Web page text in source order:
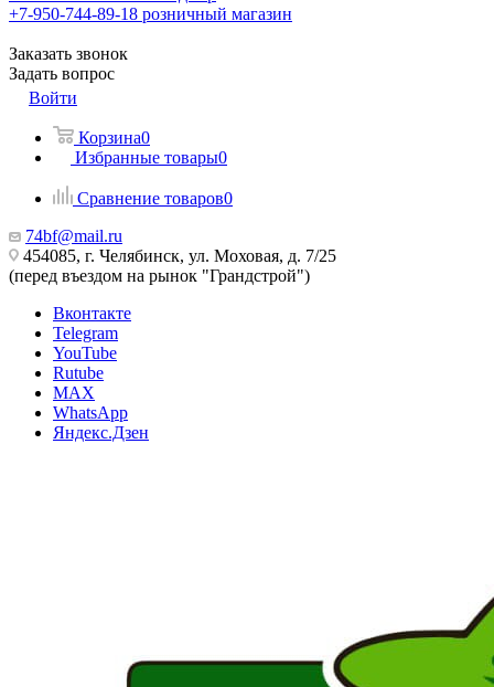
+7-950-744-89-18 розничный магазин
Заказать звонок
Задать вопрос
Войти
Корзина0
Избранные товары0
Сравнение товаров0
74bf@mail.ru
454085, г. Челябинск, ул. Моховая, д. 7/25
(перед въездом на рынок "Грандстрой")
Вконтакте
Telegram
YouTube
Rutube
MAX
WhatsApp
Яндекс.Дзен